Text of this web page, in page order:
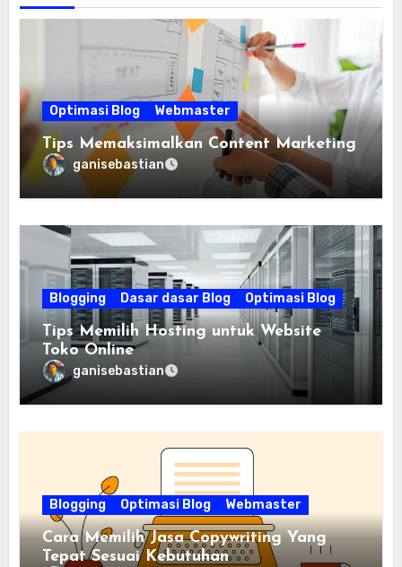
Optimasi Blog Webmaster
Tips Memaksimalkan Content Marketing
ganisebastian
Blogging Dasar dasar Blog Optimasi Blog
Tips Memilih Hosting untuk Website
Toko Online
ganisebastian
Blogging Optimasi Blog Webmaster
Cara Memilih Jasa Copywriting Yang
Tepat Sesuai Kebutuhan